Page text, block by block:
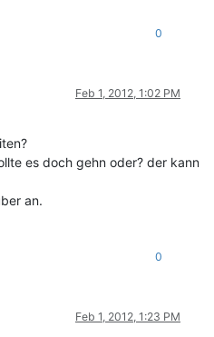
0
Feb 1, 2012, 1:02 PM
es doch gehn oder? der kann
an.
0
Feb 1, 2012, 1:23 PM